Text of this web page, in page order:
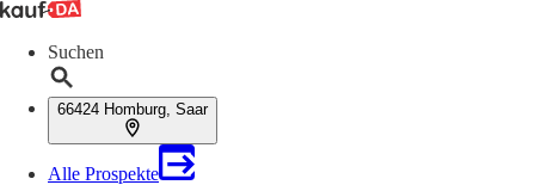
Suchen
66424 Homburg, Saar
Alle Prospekte